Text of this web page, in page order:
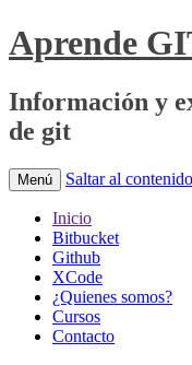
Aprende
Información y
de git
Menú Saltar al contenido
Inicio
Bitbucket
Github
XCode
¿Quienes somos?
Cursos
Contacto